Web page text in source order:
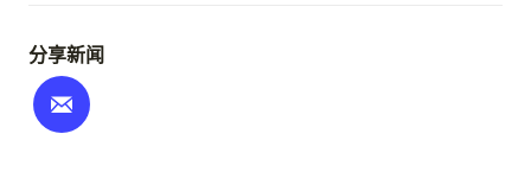
分享新闻